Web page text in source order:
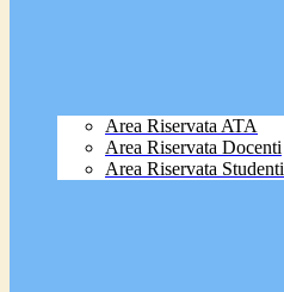
Area Riservata ATA
Area Riservata Docenti
Area Riservata Studenti